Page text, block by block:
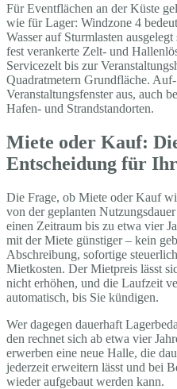
Für Eventflächen an der Küste
wie für Lager: Windzone 4
Wasser auf Sturmlasten
fest verankerte Zelt- und
Servicezelt bis zur
Quadratmetern Grundfläche.
Veranstaltungsfenster aus, auch
Hafen- und Strandstandorten.
Miete oder Kauf:
Entscheidung für
Die Frage, ob Miete oder Kauf
von der geplanten
einen Zeitraum bis zu etwa vier
mit der Miete günstiger – kein
Abschreibung, sofortige
Mietkosten. Der Mietpreis lässt
nicht erhöhen, und die Laufzeit
automatisch, bis Sie kündigen.
Wer dagegen dauerhaft
den rechnet sich ab etwa vier
erwerben eine neue Halle, die
jederzeit erweitern lässt und bei
wieder aufgebaut werden kann.